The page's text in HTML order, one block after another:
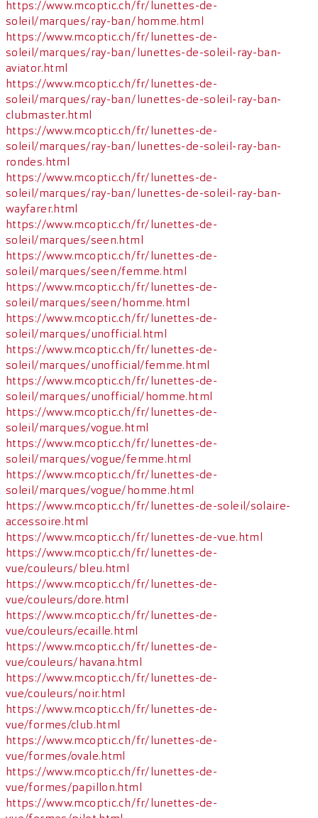
https://www.mcoptic.ch/fr/lunettes-de-
soleil/marques/ray-ban/homme.html
https://www.mcoptic.ch/fr/lunettes-de-
soleil/marques/ray-ban/lunettes-de-soleil-ray-ban-
aviator.html
https://www.mcoptic.ch/fr/lunettes-de-
soleil/marques/ray-ban/lunettes-de-soleil-ray-ban-
clubmaster.html
https://www.mcoptic.ch/fr/lunettes-de-
soleil/marques/ray-ban/lunettes-de-soleil-ray-ban-
rondes.html
https://www.mcoptic.ch/fr/lunettes-de-
soleil/marques/ray-ban/lunettes-de-soleil-ray-ban-
wayfarer.html
https://www.mcoptic.ch/fr/lunettes-de-
soleil/marques/seen.html
https://www.mcoptic.ch/fr/lunettes-de-
soleil/marques/seen/femme.html
https://www.mcoptic.ch/fr/lunettes-de-
soleil/marques/seen/homme.html
https://www.mcoptic.ch/fr/lunettes-de-
soleil/marques/unofficial.html
https://www.mcoptic.ch/fr/lunettes-de-
soleil/marques/unofficial/femme.html
https://www.mcoptic.ch/fr/lunettes-de-
soleil/marques/unofficial/homme.html
https://www.mcoptic.ch/fr/lunettes-de-
soleil/marques/vogue.html
https://www.mcoptic.ch/fr/lunettes-de-
soleil/marques/vogue/femme.html
https://www.mcoptic.ch/fr/lunettes-de-
soleil/marques/vogue/homme.html
https://www.mcoptic.ch/fr/lunettes-de-soleil/solaire-
accessoire.html
https://www.mcoptic.ch/fr/lunettes-de-vue.html
https://www.mcoptic.ch/fr/lunettes-de-
vue/couleurs/bleu.html
https://www.mcoptic.ch/fr/lunettes-de-
vue/couleurs/dore.html
https://www.mcoptic.ch/fr/lunettes-de-
vue/couleurs/ecaille.html
https://www.mcoptic.ch/fr/lunettes-de-
vue/couleurs/havana.html
https://www.mcoptic.ch/fr/lunettes-de-
vue/couleurs/noir.html
https://www.mcoptic.ch/fr/lunettes-de-
vue/formes/club.html
https://www.mcoptic.ch/fr/lunettes-de-
vue/formes/ovale.html
https://www.mcoptic.ch/fr/lunettes-de-
vue/formes/papillon.html
https://www.mcoptic.ch/fr/lunettes-de-